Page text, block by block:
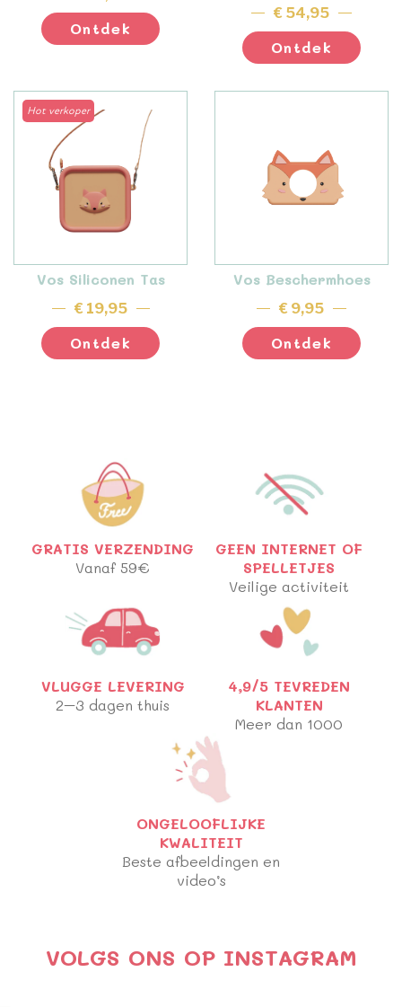
Ontdek
€ 54,95
Ontdek
Hot verkoper
Vos Siliconen Tas
€ 19,95
Ontdek
Vos Beschermhoes
€ 9,95
Ontdek
GRATIS VERZENDING
Vanaf 59€
GEEN INTERNET OF
SPELLETJES
Veilige activiteit
VLUGGE LEVERING
2–3 dagen thuis
4,9/5 TEVREDEN
KLANTEN
Meer dan 1000
ONGELOOFLIJKE
KWALITEIT
Beste afbeeldingen en
video’s
VOLGS ONS OP INSTAGRAM